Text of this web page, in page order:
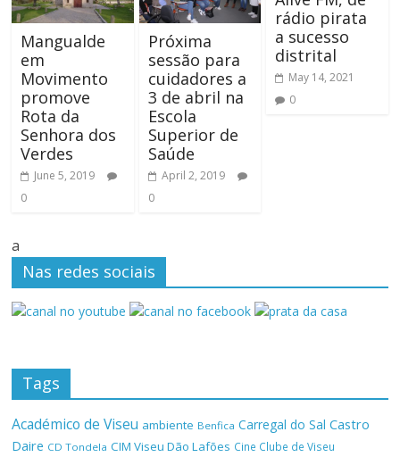
Mangualde
em
Movimento
promove
Rota da
Senhora dos
Verdes
June 5, 2019
0
Próxima
sessão para
cuidadores a
3 de abril na
Escola
Superior de
Saúde
April 2, 2019
0
rádio pirata
a sucesso
distrital
May 14, 2021
0
a
Nas redes sociais
Tags
Académico de Viseu ambiente Benfica Carregal do Sal Castro
Daire CD Tondela CIM Viseu Dão Lafões Cine Clube de Viseu